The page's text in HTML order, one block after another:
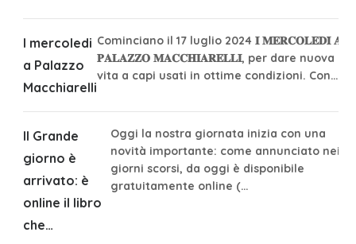
I mercoledi
a Palazzo
Macchiarelli
Cominciano il 17 luglio 2024 𝐈 𝐌𝐄𝐑𝐂𝐎𝐋𝐄𝐃𝐈̀ 𝐀
𝐏𝐀𝐋𝐀𝐙𝐙𝐎 𝐌𝐀𝐂𝐂𝐇𝐈𝐀𝐑𝐄𝐋𝐋𝐈, per dare nuova
vita a capi usati in ottime condizioni. Con…
Il Grande
giorno è
arrivato: è
online il libro
che…
Oggi la nostra giornata inizia con una
novità importante: come annunciato nei
giorni scorsi, da oggi è disponibile
gratuitamente online (…